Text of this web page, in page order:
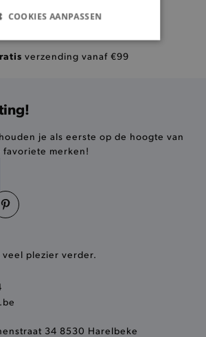
verzending vanaf €99
je als eerste op de hoogte van
favoriete merken!
plezier verder.
34 8530 Harelbeke
COOKIES AANPASSEN
COOKIES
cookies verbeteren jouw
op de site en zorgen ervoor dat de
en functionele cookies vullen hun
Provider